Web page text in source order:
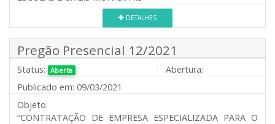
DETALHES
Pregão Presencial 12/2021
Status: Aberta
Abertura:
Publicado em: 09/03/2021
Objeto:
“CONTRATAÇÃO DE EMPRESA ESPECIALIZADA PARA O